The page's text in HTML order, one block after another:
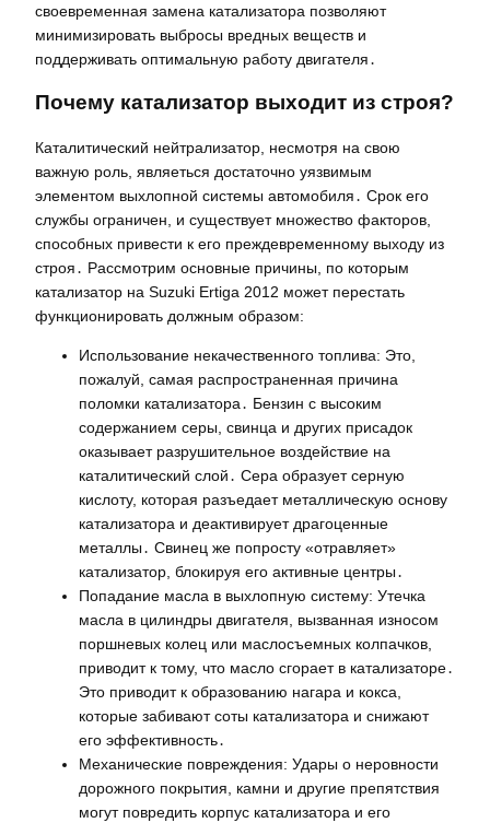
своевременная замена катализатора позволяют
минимизировать выбросы вредных веществ и
поддерживать оптимальную работу двигателя․
Почему катализатор выходит из строя?
Каталитический нейтрализатор, несмотря на свою
важную роль, являеться достаточно уязвимым
элементом выхлопной системы автомобиля․ Срок его
службы ограничен, и существует множество факторов,
способных привести к его преждевременному выходу из
строя․ Рассмотрим основные причины, по которым
катализатор на Suzuki Ertiga 2012 может перестать
функционировать должным образом:
Использование некачественного топлива: Это,
пожалуй, самая распространенная причина
поломки катализатора․ Бензин с высоким
содержанием серы, свинца и других присадок
оказывает разрушительное воздействие на
каталитический слой․ Сера образует серную
кислоту, которая разъедает металлическую основу
катализатора и деактивирует драгоценные
металлы․ Свинец же попросту «отравляет»
катализатор, блокируя его активные центры․
Попадание масла в выхлопную систему: Утечка
масла в цилиндры двигателя, вызванная износом
поршневых колец или маслосъемных колпачков,
приводит к тому, что масло сгорает в катализаторе․
Это приводит к образованию нагара и кокса,
которые забивают соты катализатора и снижают
его эффективность․
Механические повреждения: Удары о неровности
дорожного покрытия, камни и другие препятствия
могут повредить корпус катализатора и его